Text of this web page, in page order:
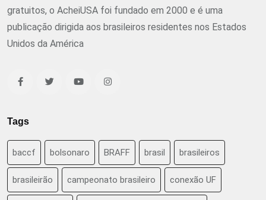
gratuitos, o AcheiUSA foi fundado em 2000 e é uma
publicação dirigida aos brasileiros residentes nos Estados
Unidos da América
Tags
baccf bolsonaro BRAFF brasil brasileiros
brasileirão campeonato brasileiro conexão UF